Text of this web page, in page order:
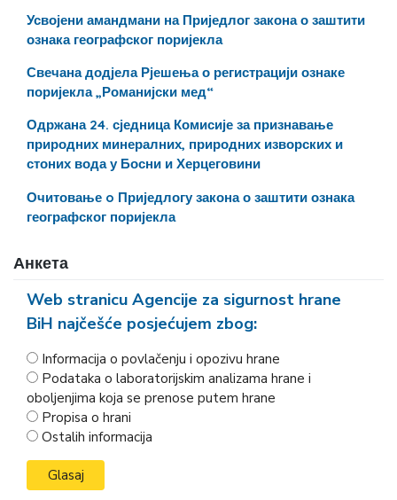
Усвојени амандмани на Приједлог закона о заштити
ознака географског поријекла
Свечана додјела Рјешења о регистрацији ознаке
поријекла „Романијски мед“
Одржана 24. сједница Комисије за признавање
природних минералних, природних изворских и
стоних вода у Босни и Херцеговини
Очитовање o Приједлогу закона о заштити ознака
географског поријекла
Анкета
Web stranicu Agencije za sigurnost hrane
BiH najčešće posjećujem zbog:
Informacija o povlačenju i opozivu hrane
Podataka o laboratorijskim analizama hrane i
oboljenjima koja se prenose putem hrane
Propisa o hrani
Ostalih informacija